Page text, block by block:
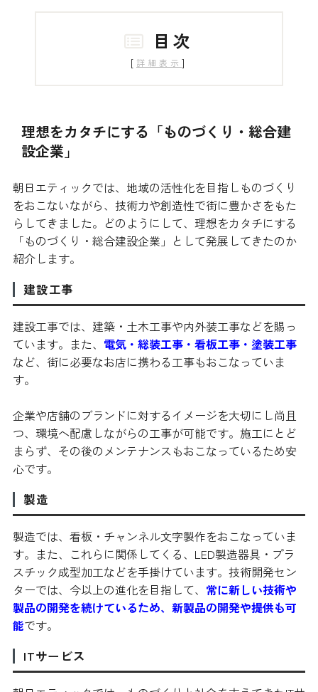
目次
[ 詳細表示 ]
理想をカタチにする「ものづくり・総合建
設企業」
朝日エティックでは、地域の活性化を目指しものづくり
をおこないながら、技術力や創造性で街に豊かさをもた
らしてきました。どのようにして、理想をカタチにする
「ものづくり・総合建設企業」として発展してきたのか
紹介します。
建設工事
建設工事では、建築・土木工事や内外装工事などを賜っ
ています。また、 電気・総装工事・看板工事・塗装工事
など、街に必要なお店に携わる工事もおこなっていま
す。
企業や店舗のブランドに対するイメージを大切にし尚且
つ、環境へ配慮しながらの工事が可能です。施工にとど
まらず、その後のメンテナンスもおこなっているため安
心です。
製造
製造では、看板・チャンネル文字製作をおこなっていま
す。また、これらに関係してくる、LED製造器具・プラ
スチック成型加工などを手掛けています。技術開発セン
ターでは、今以上の進化を目指して、 常に新しい技術や
製品の開発を続けているため、新製品の開発や提供も可
能です。
ITサービス